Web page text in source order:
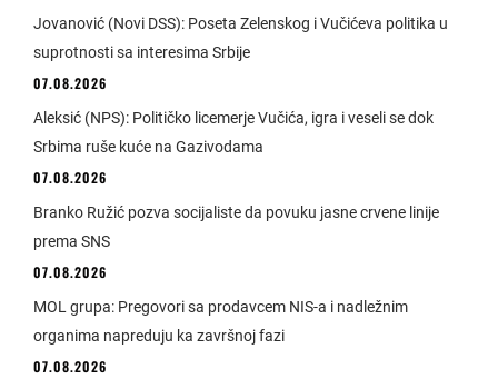
Jovanović (Novi DSS): Poseta Zelenskog i Vučićeva politika u
suprotnosti sa interesima Srbije
07.08.2026
Aleksić (NPS): Političko licemerje Vučića, igra i veseli se dok
Srbima ruše kuće na Gazivodama
07.08.2026
Branko Ružić pozva socijaliste da povuku jasne crvene linije
prema SNS
07.08.2026
MOL grupa: Pregovori sa prodavcem NIS-a i nadležnim
organima napreduju ka završnoj fazi
07.08.2026